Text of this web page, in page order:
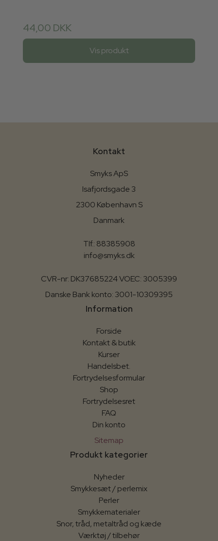
44,00 DKK
Vis produkt
Kontakt
Smyks ApS
Isafjordsgade 3
2300 København S
Danmark
Tlf.: 88385908
info@smyks.dk
CVR-nr: DK37685224 VOEC: 3005399
Danske Bank konto: 3001-10309395
Information
Forside
Kontakt & butik
Kurser
Handelsbet.
Fortrydelsesformular
Shop
Fortrydelsesret
FAQ
Din konto
Sitemap
Produkt kategorier
Nyheder
Smykkesæt / perlemix
Perler
Smykkematerialer
Snor, tråd, metaltråd og kæde
Værktøj / tilbehør